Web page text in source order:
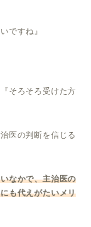
ですね』
そろそろ受けた方
医の判断を信じる
なかで、主治医の
も代えがたいメリ